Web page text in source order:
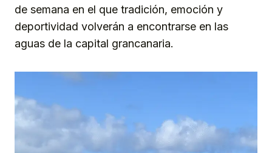
de semana en el que tradición, emoción y
deportividad volverán a encontrarse en las
aguas de la capital grancanaria.